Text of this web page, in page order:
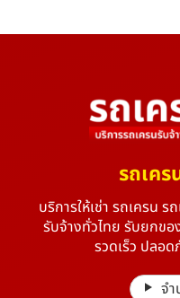
รถเค
บริการให้เช่า รถเครน ร
รับจ้างทั่วไทย รับยกข
รวดเร็ว ปลอ
จ